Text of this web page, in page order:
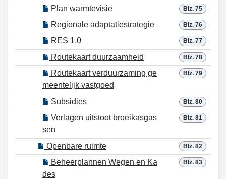
Blz. 75
Plan warmtevisie
Blz. 76
Regionale adaptatiestrategie
Blz. 77
RES 1.0
Blz. 78
Routekaart duurzaamheid
Blz. 79
Routekaart verduurzaming ge
meentelijk vastgoed
Blz. 80
Subsidies
Blz. 81
Verlagen uitstoot broeikasgas
sen
Blz. 82
Openbare ruimte
Blz. 83
Beheerplannen Wegen en Ka
des